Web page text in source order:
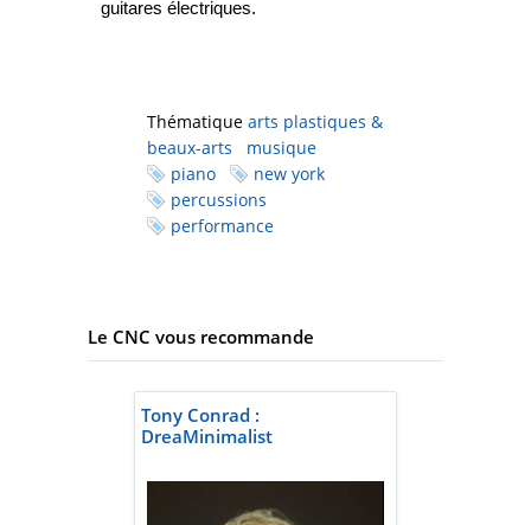
guitares électriques.
Thématique arts plastiques &
beaux-arts
musique
piano
new york
percussions
performance
Le CNC vous recommande
Tony Conrad :
DreaMinimalist